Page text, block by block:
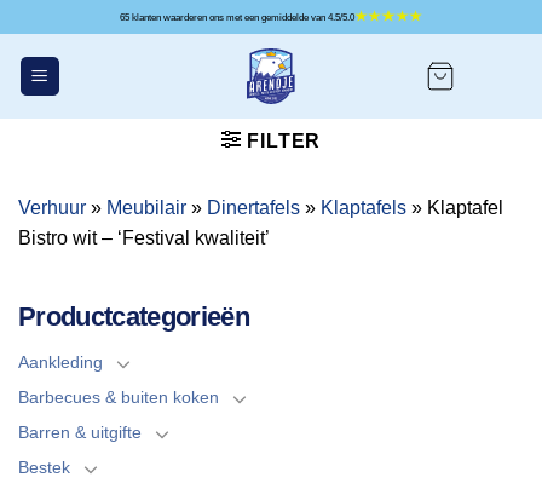
inhoud
65 klanten waarderen ons met een gemiddelde van 4.5/5.0
FILTER
Verhuur » Meubilair » Dinertafels » Klaptafels » Klaptafel
Bistro wit – ‘Festival kwaliteit’
Productcategorieën
Aankleding
Barbecues & buiten koken
Barren & uitgifte
Bestek